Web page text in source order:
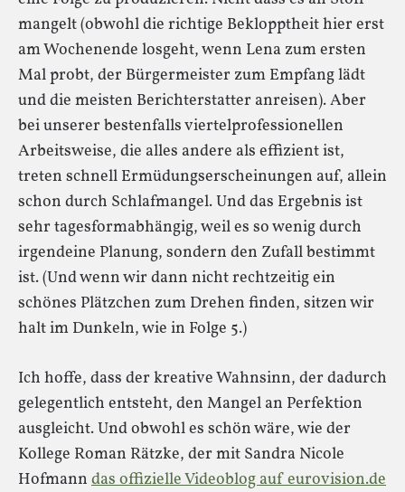
mangelt (obwohl die richtige Beklopptheit hier erst
am Wochenende losgeht, wenn Lena zum ersten
Mal probt, der Bürgermeister zum Empfang lädt
und die meisten Berichterstatter anreisen). Aber
bei unserer bestenfalls viertelprofessionellen
Arbeitsweise, die alles andere als effizient ist,
treten schnell Ermüdungserscheinungen auf, allein
schon durch Schlafmangel. Und das Ergebnis ist
sehr tagesformabhängig, weil es so wenig durch
irgendeine Planung, sondern den Zufall bestimmt
ist. (Und wenn wir dann nicht rechtzeitig ein
schönes Plätzchen zum Drehen finden, sitzen wir
halt im Dunkeln, wie in Folge 5.)
Ich hoffe, dass der kreative Wahnsinn, der dadurch
gelegentlich entsteht, den Mangel an Perfektion
ausgleicht. Und obwohl es schön wäre, wie der
Kollege Roman Rätzke, der mit Sandra Nicole
Hofmann das offizielle Videoblog auf eurovision.de